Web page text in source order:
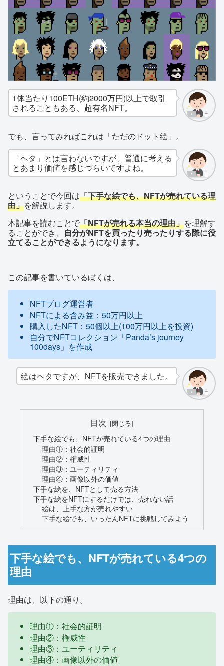
1体当たり100ETH(約2000万円)以上で取引
されることもある、超有名NFT。
でも、言ってみればこれは「ただのドット絵」。
「ヘタ」とは言わないですが、普通に考える
とあまり価値を感じづらいですよね。
ということで今回は「下手な絵でも、NFTが売れている理
由」を解説します。
本記事を読むことで「NFTが売れる本当の理由」を理解す
ることができ、 自分がNFTを買ったり売ったりする際に役
立てることができるようになります。
この記事を書いているぼくは、
NFTブログ運営者
NFTによる含み益：50万円以上
購入したNFT：50個以上(100万円以上を投資)
自分でNFTコレクション「Panda’s journey
100days」を作成
絵はヘタですが、NFTを販売できました。
目次
下手な絵でも、NFTが売れている4つの理由
理由①：社会的証明
理由②：権威性
理由③：ユーティリティ
理由④：画像以外の価値
下手な絵を、NFTとして売る方法
下手な絵をNFTにするだけでは、売れない話
絵は、上手な方が売れやすい
下手な絵でも、いったんNFTに挑戦してみよう
下手な絵でも、NFTが売れている4つの
理由
理由は、以下の通り。
理由①：社会的証明
理由②：権威性
理由③：ユーティリティ
理由④：画像以外の価値